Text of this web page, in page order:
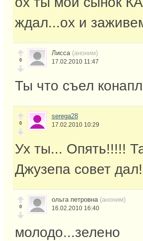
ждал...ох и
0
Лисса (аноним)
17.02.2010 11:47
Ты что съел
0
serega28
17.02.2010 10:29
Ух ты... Опять!!!!!
Джузепа совет
0
ольга петровна (аноним)
16.02.2010 16:40
молодо...зелено